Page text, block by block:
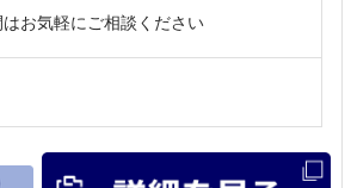
はお気軽にご相談ください